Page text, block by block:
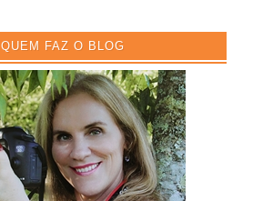
QUEM FAZ O BLOG